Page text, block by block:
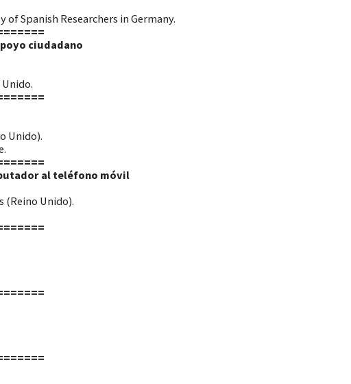
Spanish Researchers in Germany.
ciudadano
Unido).
al teléfono móvil
(Reino Unido).